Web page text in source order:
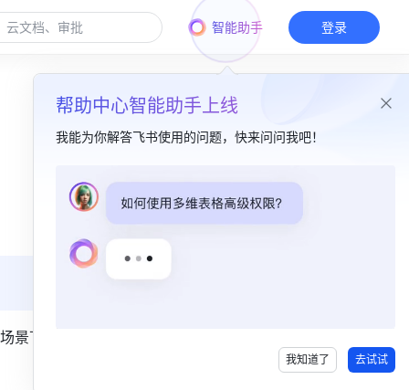
智能助手
帮助中心智能助手上线
我能为你解答飞书使用的问题，快来问问我吧！
我知道了 去试试
登录
景下，
本篇目录
二、操作流程​